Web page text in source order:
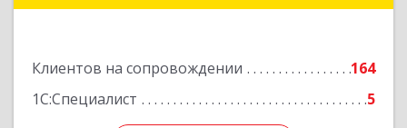
Клиентов на сопровождении
164
1С:Специалист
5